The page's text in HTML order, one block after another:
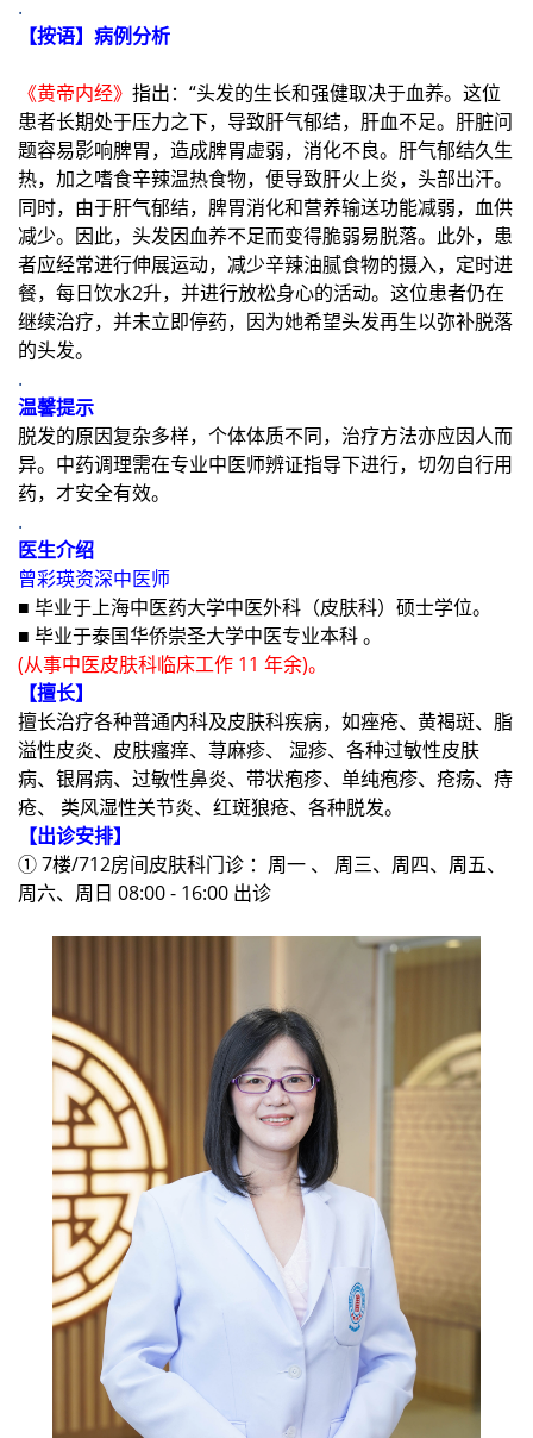
.
【按语】病例分析
《黄帝内经》 指出：“头发的生长和强健取决于血养。这位
患者长期处于压力之下，导致肝气郁结，肝血不足。肝脏问
题容易影响脾胃，造成脾胃虚弱，消化不良。肝气郁结久生
热，加之嗜食辛辣温热食物，便导致肝火上炎，头部出汗。
同时，由于肝气郁结，脾胃消化和营养输送功能减弱，血供
减少。因此，头发因血养不足而变得脆弱易脱落。此外，患
者应经常进行伸展运动，减少辛辣油腻食物的摄入，定时进
餐，每日饮水2升，并进行放松身心的活动。这位患者仍在
继续治疗，并未立即停药，因为她希望头发再生以弥补脱落
的头发。
.
温馨提示
脱发的原因复杂多样，个体体质不同，治疗方法亦应因人而
异。中药调理需在专业中医师辨证指导下进行，切勿自行用
药，才安全有效。
.
医生介绍
曾彩瑛资深中医师
■ 毕业于上海中医药大学中医外科（皮肤科）硕士学位。
■ 毕业于泰国华侨崇圣大学中医专业本科 。
(从事中医皮肤科临床工作 11 年余)。
【擅长】
擅长治疗各种普通内科及皮肤科疾病，如痤疮、黄褐斑、脂
溢性皮炎、皮肤瘙痒、荨麻疹、 湿疹、各种过敏性皮肤
病、银屑病、过敏性鼻炎、带状疱疹、单纯疱疹、疮疡、痔
疮、 类风湿性关节炎、红斑狼疮、各种脱发。
【出诊安排】
① 7楼/712房间皮肤科门诊 ：周一 、 周三、周四、周五、
周六、周日 08:00 - 16:00 出诊